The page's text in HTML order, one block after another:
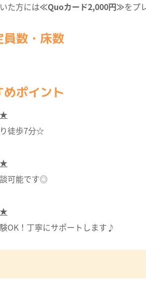
た方には≪Quoカード2,000円≫をプ
員数・床数
めポイント
徒歩7分☆
可能です◎
OK！丁寧にサポートします♪